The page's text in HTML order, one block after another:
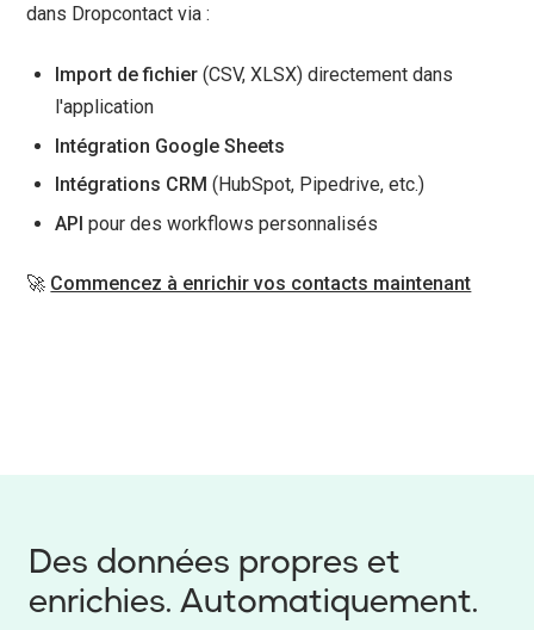
dans Dropcontact via :
Import de fichier (CSV, XLSX) directement dans
l'application
Intégration Google Sheets
Intégrations CRM (HubSpot, Pipedrive, etc.)
API pour des workflows personnalisés
🚀 Commencez à enrichir vos contacts maintenant
Des données propres et
enrichies. Automatiquement.